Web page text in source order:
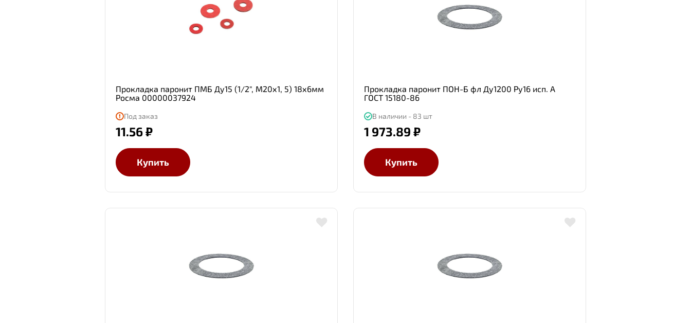
Прокладка паронит ПМБ Ду15 (1/2", М20х1, 5) 18х6мм
Росма 00000037924
Под заказ
11.56 ₽
Купить
Прокладка паронит ПОН-Б фл Ду1200 Ру16 исп. А
ГОСТ 15180-86
В наличии - 83 шт
1 973.89 ₽
Купить